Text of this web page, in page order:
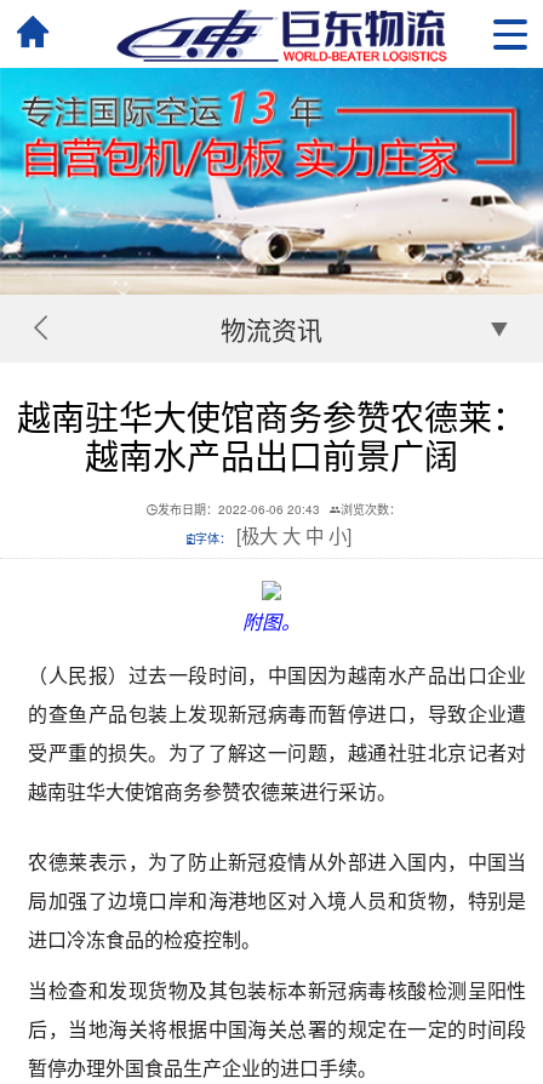
物流资讯
越南驻华大使馆商务参赞农德莱：
越南水产品出口前景广阔
发布日期：2022-06-06 20:43
浏览次数：
字体：
[极大 大 中 小]
附图。
（人民报）过去一段时间，中国因为越南水产品出口企业
的查鱼产品包装上发现新冠病毒而暂停进口，导致企业遭
受严重的损失。为了了解这一问题，越通社驻北京记者对
越南驻华大使馆商务参赞农德莱进行采访。
农德莱表示，为了防止新冠疫情从外部进入国内，中国当
局加强了边境口岸和海港地区对入境人员和货物，特别是
进口冷冻食品的检疫控制。
当检查和发现货物及其包装标本新冠病毒核酸检测呈阳性
后，当地海关将根据中国海关总署的规定在一定的时间段
暂停办理外国食品生产企业的进口手续。